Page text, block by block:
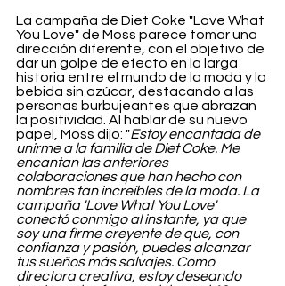
La campaña de Diet Coke "Love What
You Love" de Moss parece tomar una
dirección diferente, con el objetivo de
dar un golpe de efecto en la larga
historia entre el mundo de la moda y la
bebida sin azúcar, destacando a las
personas burbujeantes que abrazan
la positividad. Al hablar de su nuevo
papel, Moss dijo: "Estoy encantada de
unirme a la familia de Diet Coke. Me
encantan las anteriores
colaboraciones que han hecho con
nombres tan increíbles de la moda. La
campaña 'Love What You Love'
conectó conmigo al instante, ya que
soy una firme creyente de que, con
confianza y pasión, puedes alcanzar
tus sueños más salvajes. Como
directora creativa, estoy deseando